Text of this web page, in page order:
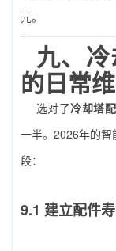
元。
九、
的日常
选对了冷却塔
一半。2026年的
段：
9.1 建立配件